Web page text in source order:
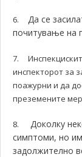
6. Да се
почитување на
7.
инспекторот за
поажурни и да
преземените
8. Доколку
симптоми, но
задолжително